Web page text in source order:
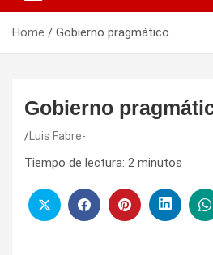
Home Gobierno pragmático
Gobierno
Luis Fabre-
Tiempo de lectura: 2 minutos